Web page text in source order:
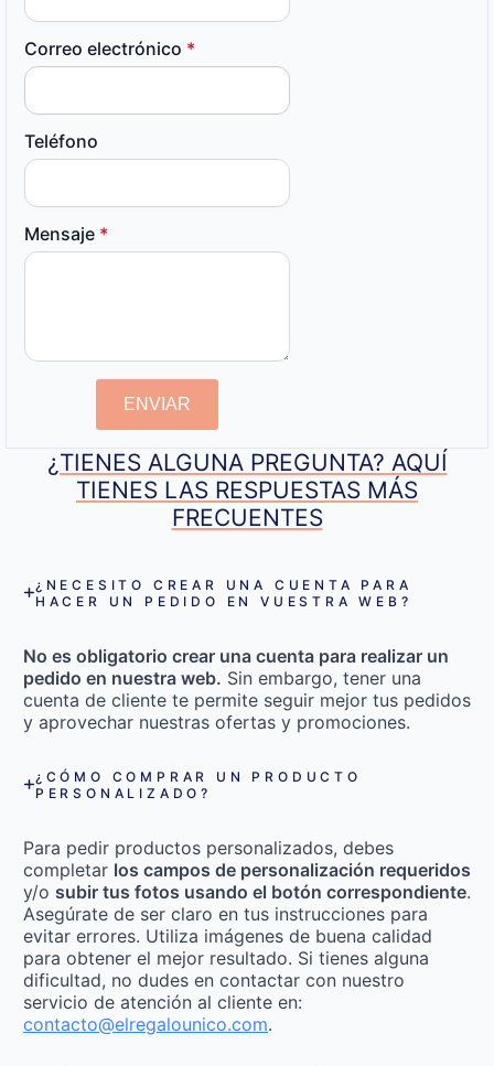
Correo electrónico *
Teléfono
Mensaje *
ENVIAR
¿TIENES ALGUNA PREGUNTA? AQUÍ
TIENES LAS RESPUESTAS MÁS
FRECUENTES
¿NECESITO CREAR UNA CUENTA PARA
HACER UN PEDIDO EN VUESTRA WEB?
No es obligatorio crear una cuenta para realizar un
pedido en nuestra web. Sin embargo, tener una
cuenta de cliente te permite seguir mejor tus pedidos
y aprovechar nuestras ofertas y promociones.
¿CÓMO COMPRAR UN PRODUCTO
PERSONALIZADO?
Para pedir productos personalizados, debes
completar los campos de personalización requeridos
y/o subir tus fotos usando el botón correspondiente.
Asegúrate de ser claro en tus instrucciones para
evitar errores. Utiliza imágenes de buena calidad
para obtener el mejor resultado. Si tienes alguna
dificultad, no dudes en contactar con nuestro
servicio de atención al cliente en:
contacto@elregalounico.com.